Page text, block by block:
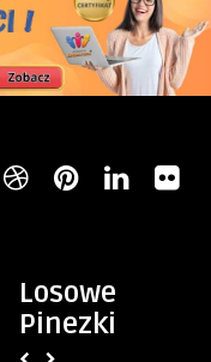
Losowe
Pinezki